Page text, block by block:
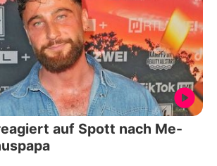
auf Spott nach Me-